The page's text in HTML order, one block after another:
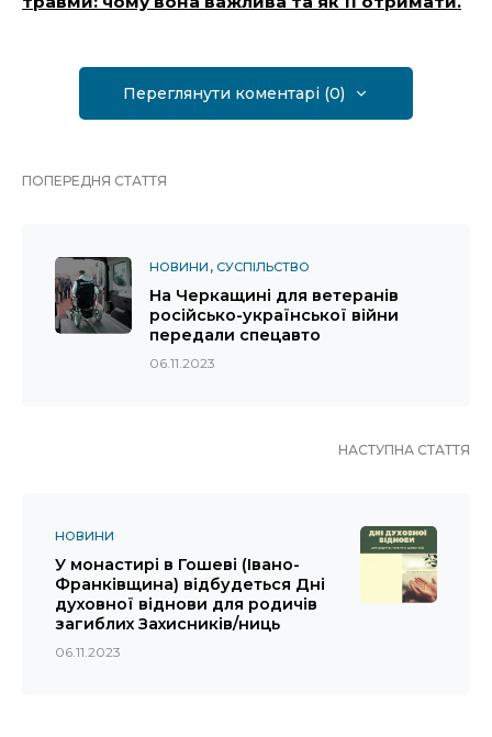
Переглянути коментарі (0)
ПОПЕРЕДНЯ СТАТТЯ
НОВИНИ СУСПІЛЬСТВО
На Черкащині для ветеранів
російсько-української війни
передали спецавто
06.11.2023
НАСТУПНА СТАТТЯ
НОВИНИ
У монастирі в Гошеві (Івано-
Франківщина) відбудеться Дні
духовної віднови для родичів
загиблих Захисників/ниць
06.11.2023